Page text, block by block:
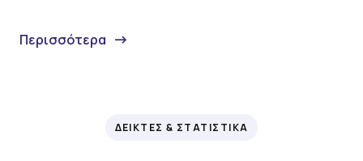
Περισσότερα
ΔΕΙΚΤΕΣ & ΣΤΑΤΙΣΤΙΚΑ